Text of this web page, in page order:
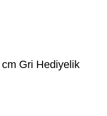
Gri Hediyelik